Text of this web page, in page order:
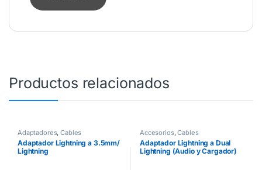
Productos relacionados
Adaptadores,Cables
Adaptador Lightning a 3.5mm/
Lightning
Accesorios,Cables
Adaptador Lightning a Dual
Lightning (Audio y Cargador)